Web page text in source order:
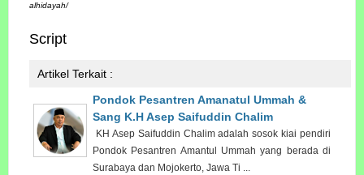
alhidayah/
Script
Artikel Terkait :
Pondok Pesantren Amanatul Ummah &
Sang K.H Asep Saifuddin Chalim
KH Asep Saifuddin Chalim adalah sosok kiai pendiri
Pondok Pesantren Amantul Ummah yang berada di
Surabaya dan Mojokerto, Jawa Ti ...